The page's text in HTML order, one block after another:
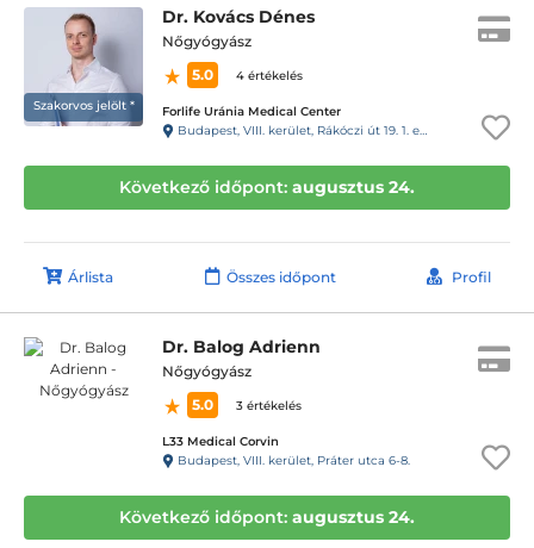
Szakorvos jelölt *
Dr. Kovács Dénes
Nőgyógyász
5.0
4 értékelés
Forlife Uránia Medical Center
Budapest, VIII. kerület, Rákóczi út 19. 1. emelet 9. 88-as kapucsengő
Következő időpont: augusztus 24.
Árlista Összes időpont Profil
Dr. Balog Adrienn
Nőgyógyász
5.0
3 értékelés
L33 Medical Corvin
Budapest, VIII. kerület, Práter utca 6-8.
Következő időpont: augusztus 24.